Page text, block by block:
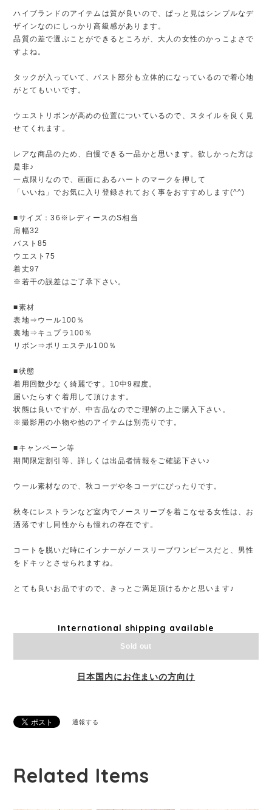
ハイブランドのアイテムは質が良いので、ぱっと見はシンプルなデ
ザインなのにしっかり高級感があります。
品質の差で選ぶことができるところが、大人の女性のかっこよさで
すよね。
タックが入っていて、バスト部分も立体的になっているので着心地
がとてもいいです。
ウエストリボンが高めの位置についているので、スタイルを良く見
せてくれます。
レアな商品のため、自慢できる一品かと思います。欲しかった方は
是非♪
一点限りなので、画面にあるハートのマークを押して
「いいね」でお気に入り登録されておく事をおすすめします(^^)
■サイズ：36※レディースのS相当
肩幅32
バスト85
ウエスト75
着丈97
※若干の誤差はご了承下さい。
■素材
表地⇒ウール100％
裏地⇒キュプラ100％
リボン⇒ポリエステル100％
■状態
着用回数少なく綺麗です。10中9程度。
届いたらすぐ着用して頂けます。
状態は良いですが、中古品なのでご理解の上ご購入下さい。
※撮影用の小物や他のアイテムは別売りです。
■キャンペーン等
期間限定割引等、詳しくは出品者情報をご確認下さい♪
ウール素材なので、秋コーデや冬コーデにぴったりです。
秋冬にレストランなど室内でノースリーブを着こなせる女性は、お
洒落ですし同性からも憧れの存在です。
コートを脱いだ時にインナーがノースリーブワンピースだと、男性
をドキッとさせられますね。
とても良いお品ですので、きっとご満足頂けるかと思います♪
International shipping available
Sold out
日本国内にお住まいの方向け
通報する
Related Items